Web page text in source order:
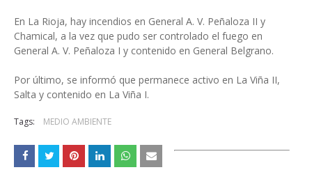
En La Rioja, hay incendios en General A. V. Peñaloza II y
Chamical, a la vez que pudo ser controlado el fuego en
General A. V. Peñaloza I y contenido en General Belgrano.
Por último, se informó que permanece activo en La Viña II,
Salta y contenido en La Viña I.
Tags: MEDIO AMBIENTE